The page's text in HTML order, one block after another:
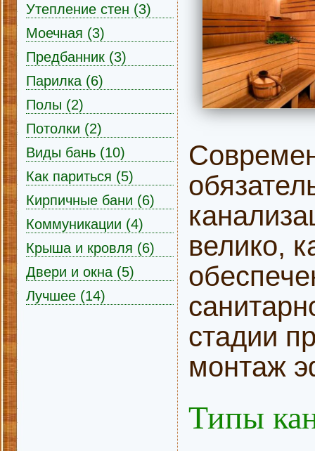
Утепление стен (3)
Моечная (3)
Предбанник (3)
Парилка (6)
Полы (2)
Потолки (2)
Виды бань (10)
Как париться (5)
Кирпичные бани (6)
Коммуникации (4)
Крыша и кровля (6)
Двери и окна (5)
Лучшее (14)
велико,
стадии
монтаж
Типы